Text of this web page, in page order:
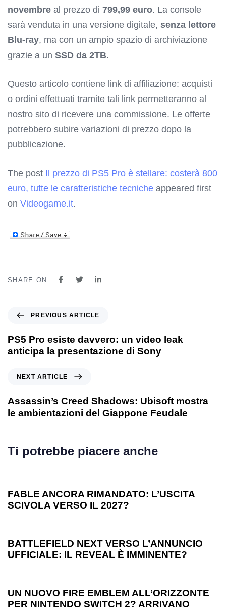
novembre al prezzo di 799,99 euro. La console
sarà venduta in una versione digitale, senza lettore
Blu-ray, ma con un ampio spazio di archiviazione
grazie a un SSD da 2TB.
Questo articolo contiene link di affiliazione: acquisti
o ordini effettuati tramite tali link permetteranno al
nostro sito di ricevere una commissione. Le offerte
potrebbero subire variazioni di prezzo dopo la
pubblicazione.
The post Il prezzo di PS5 Pro è stellare: costerà 800
euro, tutte le caratteristiche tecniche appeared first
on Videogame.it.
SHARE ON
PREVIOUS ARTICLE
PS5 Pro esiste davvero: un video leak
anticipa la presentazione di Sony
NEXT ARTICLE
Assassin’s Creed Shadows: Ubisoft mostra
le ambientazioni del Giappone Feudale
Ti potrebbe piacere anche
FABLE ANCORA RIMANDATO: L’USCITA
SCIVOLA VERSO IL 2027?
BATTLEFIELD NEXT VERSO L’ANNUNCIO
UFFICIALE: IL REVEAL È IMMINENTE?
UN NUOVO FIRE EMBLEM ALL’ORIZZONTE
PER NINTENDO SWITCH 2? ARRIVANO